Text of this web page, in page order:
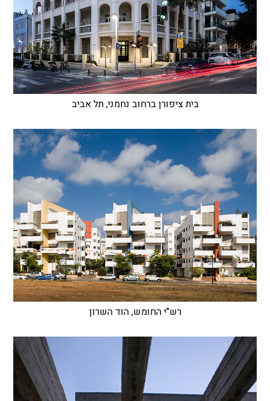
בית ציפורן ברחוב נחמני, תל אביב
רש"י החומש, הוד השרון